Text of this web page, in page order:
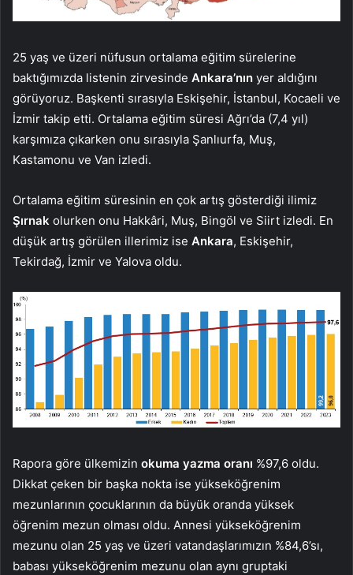
25 yaş ve üzeri nüfusun ortalama eğitim sürelerine
baktığımızda listenin zirvesinde Ankara’nın yer aldığını
görüyoruz. Başkenti sırasıyla Eskişehir, İstanbul, Kocaeli ve
İzmir takip etti. Ortalama eğitim süresi Ağrı’da (7,4 yıl)
karşımıza çıkarken onu sırasıyla Şanlıurfa, Muş,
Kastamonu ve Van izledi.
Ortalama eğitim süresinin en çok artış gösterdiği ilimiz
Şırnak olurken onu Hakkâri, Muş, Bingöl ve Siirt izledi. En
düşük artış görülen illerimiz ise Ankara, Eskişehir,
Tekirdağ, İzmir ve Yalova oldu.
Rapora göre ülkemizin okuma yazma oranı %97,6 oldu.
Dikkat çeken bir başka nokta ise yükseköğrenim
mezunlarının çocuklarının da büyük oranda yüksek
öğrenim mezun olması oldu. Annesi yükseköğrenim
mezunu olan 25 yaş ve üzeri vatandaşlarımızın %84,6’sı,
babası yükseköğrenim mezunu olan aynı gruptaki